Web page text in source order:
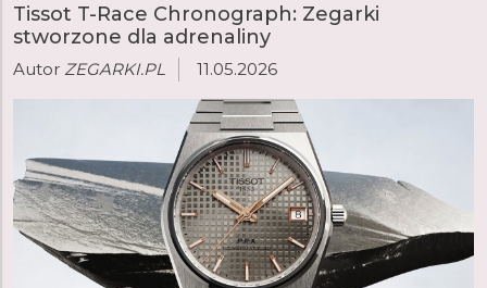
Tissot T-Race Chronograph: Zegarki
stworzone dla adrenaliny
Autor ZEGARKI.PL 11.05.2026